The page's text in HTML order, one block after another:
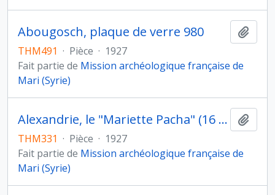
Abougosch, plaque de verre 980
THM491 · Pièce · 1927
Fait partie de Mission archéologique française de
Mari (Syrie)
Alexandrie, le "Mariette Pacha" (16 juillet 1927), plaque de verre 2
THM331 · Pièce · 1927
Fait partie de Mission archéologique française de
Mari (Syrie)